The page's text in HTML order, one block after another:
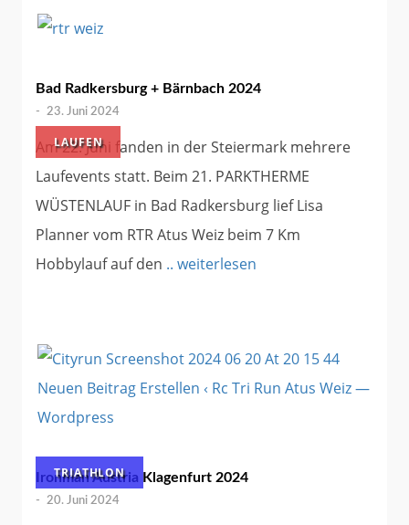
LAUFEN
Bad Radkersburg + Bärnbach 2024
- 23. Juni 2024
Am 22. Juni fanden in der Steiermark mehrere
Laufevents statt. Beim 21. PARKTHERME
WÜSTENLAUF in Bad Radkersburg lief Lisa
Planner vom RTR Atus Weiz beim 7 Km
Hobbylauf auf den .. weiterlesen
TRIATHLON
Ironman Austria Klagenfurt 2024
- 20. Juni 2024